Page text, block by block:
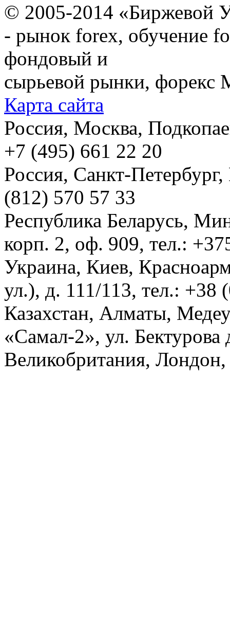
© 2005-2014 «Биржевой
- рынок forex, обучение
фондовый и
сырьевой рынки, форекс
Карта сайта
Россия, Москва,
+7 (495) 661 22 20
Россия, Санкт-
(812) 570 57 33
Республика Беларусь,
корп. 2, оф. 909, тел.:
Украина, Киев,
ул.), д. 111/113, тел.: +38
Казахстан, Алматы,
«Самал-2», ул.
Великобритания,